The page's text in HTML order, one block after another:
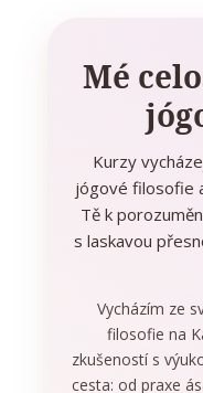
Mé
Kurzy
jógové filosofie
Tě k
s laskavou
Vycházím ze
filosofie na
zkušeností s
cesta: od praxe